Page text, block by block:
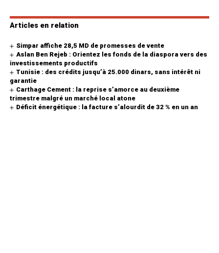
Articles en relation
Simpar affiche 28,5 MD de promesses de vente
Aslan Ben Rejeb : Orientez les fonds de la diaspora vers des
investissements productifs
Tunisie : des crédits jusqu’à 25.000 dinars, sans intérêt ni
garantie
Carthage Cement : la reprise s’amorce au deuxième
trimestre malgré un marché local atone
Déficit énergétique : la facture s’alourdit de 32 % en un an